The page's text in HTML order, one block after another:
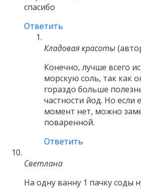
спасибо
Ответить
Кладовая красоты
Конечно, лучше всего
морскую соль, так как
гораздо больше
частности йод. Но если
момент нет, можно
поваренной.
Ответить
Светлана
На одну ванну 1 пачку соды